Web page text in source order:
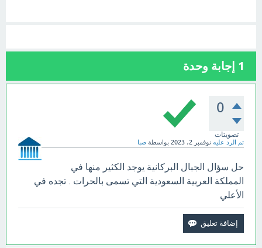
1 إجابة وحدة
0
تصويتات
تم الرد عليه نوفمبر 2، 2023 بواسطة صبا
حل سؤال الجبال البركانية يوجد الكثير منها في
المملكة العربية السعودية التي تسمى بالحرات . تجده في
الأعلي